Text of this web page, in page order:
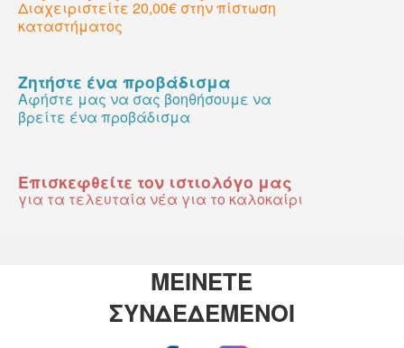
Διαχειριστείτε 20,00€ στην πίστωση
καταστήματος
Ζητήστε ένα προβάδισμα
Αφήστε μας να σας βοηθήσουμε να
βρείτε ένα προβάδισμα
Επισκεφθείτε τον ιστιολόγο μας
για τα τελευταία νέα για το καλοκαίρι
ΜΕΙΝΕΤΕ
ΣΥΝΔΕΔΕΜΕΝΟΙ